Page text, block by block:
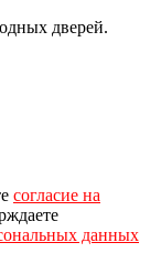
дверей.
согласие на
данных